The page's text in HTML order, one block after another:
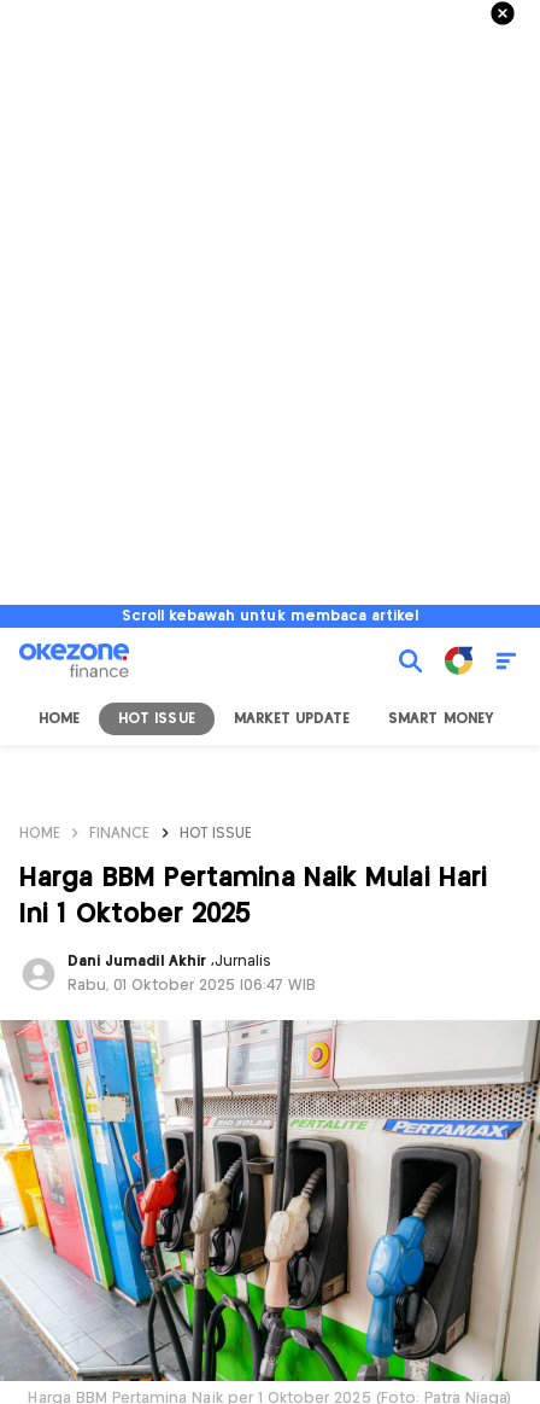
Scroll kebawah untuk membaca artikel
HOME HOT ISSUE MARKET UPDATE SMART MONEY
HOME FINANCE HOT ISSUE
Harga BBM Pertamina Naik Mulai Hari
Ini 1 Oktober 2025
Dani Jumadil Akhir ,Jurnalis
Rabu, 01 Oktober 2025 |06:47 WIB
Harga BBM Pertamina Naik per 1 Oktober 2025 (Foto: Patra Niaga)